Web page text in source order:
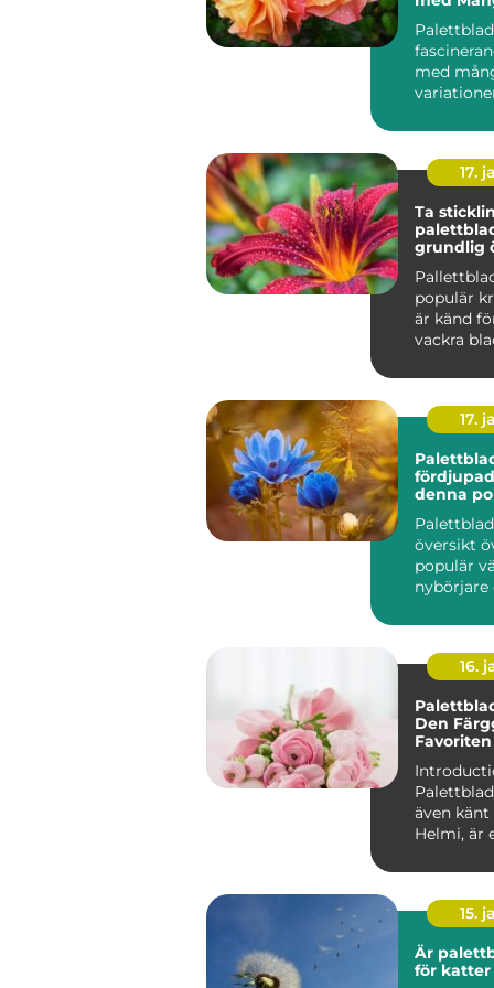
med
17.
Ta
grundlig
populär
är känd
vackra
Att ...
17.
denna
översikt
populär
nybörjare
16.
Den
även känt
Helmi, är
som har...
15.
Är
för katter